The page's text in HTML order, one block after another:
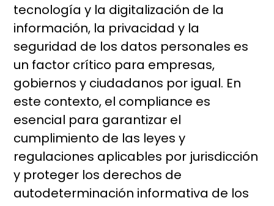
tecnología y la digitalización de la
información, la privacidad y la
seguridad de los datos personales es
un factor crítico para empresas,
gobiernos y ciudadanos por igual. En
este contexto, el compliance es
esencial para garantizar el
cumplimiento de las leyes y
regulaciones aplicables por jurisdicción
y proteger los derechos de
autodeterminación informativa de los